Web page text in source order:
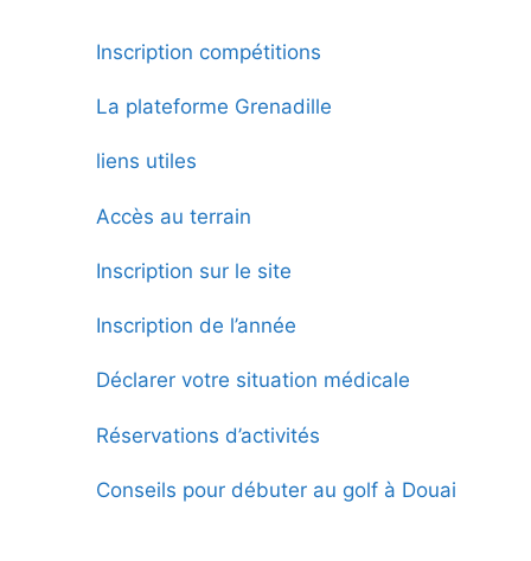
Inscription compétitions
La plateforme Grenadille
liens utiles
Accès au terrain
Inscription sur le site
Inscription de l’année
Déclarer votre situation médicale
Réservations d’activités
Conseils pour débuter au golf à Douai